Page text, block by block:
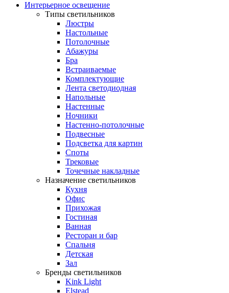
Интерьерное освещение
Типы светильников
Люстры
Настольные
Потолочные
Абажуры
Бра
Встраиваемые
Комплектующие
Лента светодиодная
Напольные
Настенные
Ночники
Настенно-потолочные
Подвесные
Подсветка для картин
Споты
Трековые
Точечные накладные
Назначение светильников
Кухня
Офис
Прихожая
Гостиная
Ванная
Ресторан и бар
Спальня
Детская
Зал
Бренды светильников
Kink Light
Elstead